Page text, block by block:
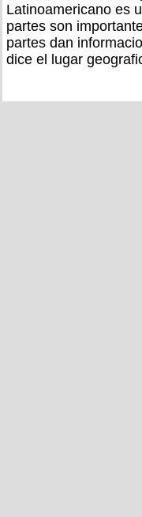
Latinoamericano es
partes son
partes dan
dice el lugar